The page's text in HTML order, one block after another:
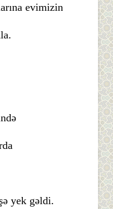
evimizin
yek gəldi.